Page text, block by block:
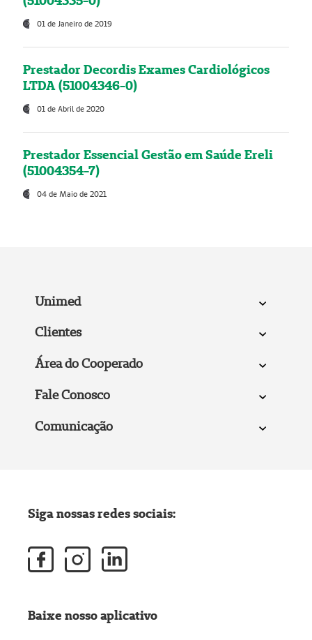
01 de Janeiro de 2019
Prestador Decordis Exames Cardiológicos
LTDA (51004346-0)
01 de Abril de 2020
Prestador Essencial Gestão em Saúde Ereli
(51004354-7)
04 de Maio de 2021
Unimed
Clientes
Área do Cooperado
Fale Conosco
Comunicação
Siga nossas redes sociais:
Baixe nosso aplicativo